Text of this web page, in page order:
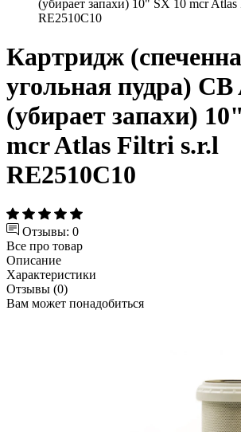
(убирает запахи) 10" SX 10 mcr Atlas
RE2510C10
Картридж
угольная пудра)
(убирает запахи)
mcr Atlas Filtri s.r.l
RE2510C10
Отзывы: 0
Все про товар
Описание
Характеристики
Отзывы (0)
Вам может понадобиться